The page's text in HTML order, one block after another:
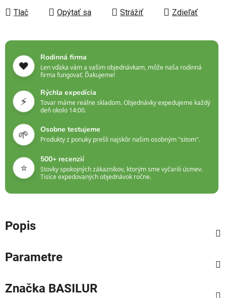
Tlač Opýtať sa Strážiť Zdieľať
❤️
Rodinná firma
Len vďaka vám a vašim objednávkam, môže naša rodinná
firma fungovať. Ďakujeme!
⚡
Rýchla expedícia
Tovar máme reálne skladom. Objednávky expedujeme každý
deň okolo 14:00.
🌱 Osobne testujeme
Produkty z ponuky prešli najskôr našim osobným "sitom".
⭐
500+ recenzií
Stovky spokojných zákazníkov, ktorým sme vyčarili úsmev.
Tisíce expedovaných objednávok ročne.
Popis
Parametre
Značka BASILUR